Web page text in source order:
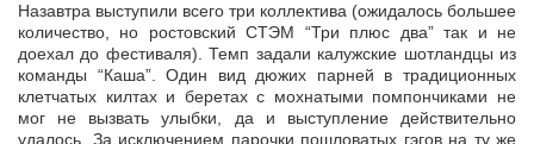
Назавтра выступили всего три коллектива (ожидалось большее
количество, но ростовский СТЭМ “Три плюс два” так и не
доехал до фестиваля). Темп задали калужские шотландцы из
команды “Каша”. Один вид дюжих парней в традиционных
клетчатых килтах и беретах с мохнатыми помпончиками не
мог не вызвать улыбки, да и выступление действительно
удалось. За исключением парочки пошловатых гэгов на ту же